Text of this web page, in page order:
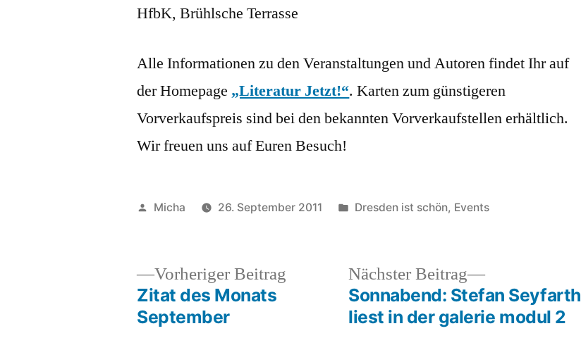
HfbK, Brühlsche Terrasse
Alle Informationen zu den Veranstaltungen und Autoren findet Ihr auf
der Homepage „Literatur Jetzt!“. Karten zum günstigeren
Vorverkaufspreis sind bei den bekannten Vorverkaufstellen erhältlich.
Wir freuen uns auf Euren Besuch!
Veröffentlicht
Micha 26. September 2011
Veröffentlicht
Dresden ist schön, Events
Beitragsnavigation
Vorheriger Beitrag Vorheriger
Zitat des Monats
September
Nächster Beitrag
Nächster
Beitrag:
Sonnabend: Stefan Seyfarth
liest in der galerie modul 2